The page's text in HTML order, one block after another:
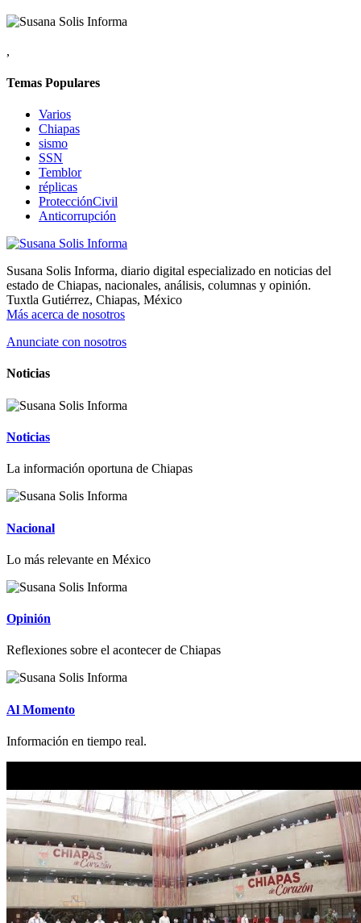
,
Temas Populares
Varios
Chiapas
sismo
SSN
Temblor
réplicas
ProtecciónCivil
Anticorrupción
Susana Solis Informa, diario digital especializado en noticias del
estado de Chiapas, nacionales, análisis, columnas y opinión.
Tuxtla Gutiérrez, Chiapas, México
Más acerca de nosotros
Anunciate con nosotros
Noticias
Noticias
La información oportuna de Chiapas
Nacional
Lo más relevante en México
Opinión
Reflexiones sobre el acontecer de Chiapas
Al Momento
Información en tiempo real.